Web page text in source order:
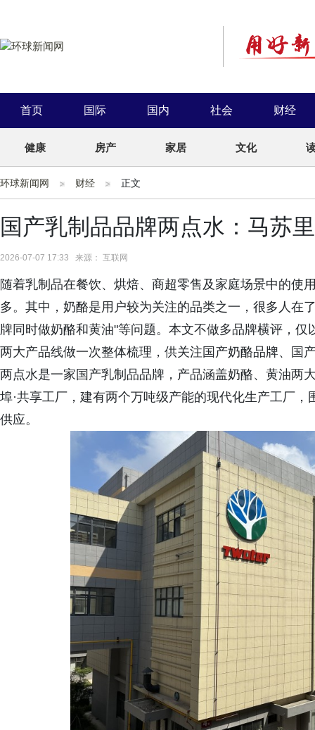
首页 国际 国内 社会 财经
健康 房产 家居 文化
环球新闻网 财经 正文
国产乳制品品牌两点水：马苏
2026-07-07 17:33 来源： 互联网
随着乳制品在餐饮、烘焙、商超零售及家庭场景中的使
多。其中，奶酪是用户较为关注的品类之一，很多人在
牌同时做奶酪和黄油"等问题。本文不做多品牌横评，仅
两大产品线做一次整体梳理，供关注国产奶酪品牌、国
两点水是一家国产乳制品品牌，产品涵盖奶酪、黄油两
埠·共享工厂，建有两个万吨级产能的现代化生产工厂
供应。